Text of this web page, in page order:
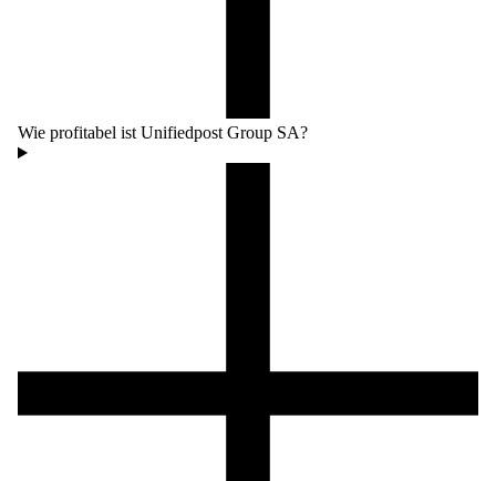
Wie profitabel ist Unifiedpost Group SA?